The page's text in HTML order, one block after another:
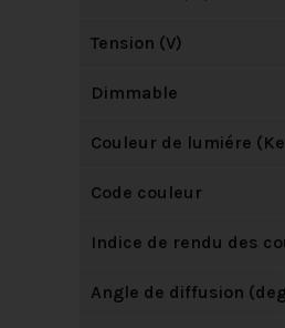
Tension (V)
Dimmable
Couleur de lumiére
Code couleur
Indice de rendu des
Angle de diffusion